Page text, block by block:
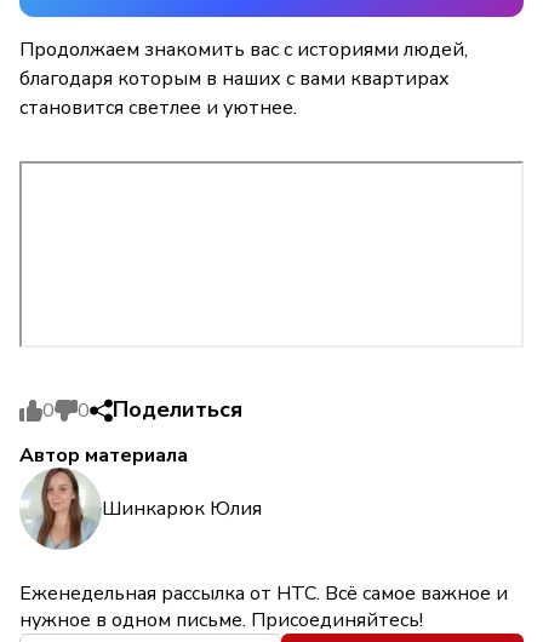
Продолжаем знакомить вас с историями людей,
благодаря которым в наших с вами квартирах
становится светлее и уютнее.
0 0 Поделиться
Автор материала
Шинкарюк Юлия
Еженедельная рассылка от НТС. Всё самое важное и
нужное в одном письме. Присоединяйтесь!